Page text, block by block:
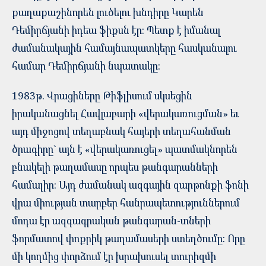
քաղաքաշինորեն լուծելու խնդիրը Կարեն
Դեմիրճյանի իդեա ֆիքսն էր: Պետք է իմանալ
ժամանակային համայնապատկերը հասկանալու
համար Դեմիրճյանի նպատակը:
1983թ. Վրացիները Թիֆլիսում սկսեցին
իրականացնել Հավլաբարի «վերակառուցման» եւ
այդ միջոցով տեղաբնակ հայերի տեղահանման
ծրագիրը` այն է «վերակառուցել» պատմակնորեն
բնակելի թաղամասը որպես թանգարանների
համալիր: Այդ ժամանակ ազգային զարթոնքի ֆոնի
վրա միության տարբեր հանրապետություններում
մոդա էր ազգագրական թանգարան-տների
ֆորմատով փոքրիկ թաղամասերի ստեղծումը: Որը
մի կողմից փորձում էր խրախուսել տուրիզմի